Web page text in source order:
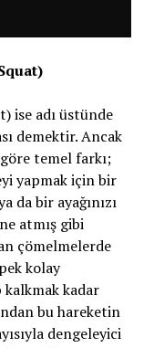
ise adı üstünde
demektir. Ancak
temel farkı;
yapmak için bir
da bir ayağınızı
atmış gibi
çömelmelerde
kolay
kadar
bu hareketin
dengeleyici